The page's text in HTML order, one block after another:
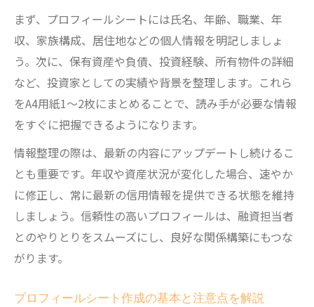
用術
審査で評価される経歴と資産状況の書き方
不動産プロフィールで信頼を獲得する方法
不動産投資の成否はプロフィール次第
投資家の信頼は不動産プロフィールで決ま
不動産投資成功の鍵となる自己PRの工夫
プロフィールシートが投資成否を左右する
理由
投資経験を活かす不動産プロフィールの作
う
まず、プロフィールシートには氏名、年齢、職業、年
収、家族構成、居住地などの個人情報を明記しましょ
う。次に、保有資産や負債、投資経験、所有物件の詳細
など、投資家としての実績や背景を整理します。これら
をA4用紙1～2枚にまとめることで、読み手が必要な情報
をすぐに把握できるようになります。
情報整理の際は、最新の内容にアップデートし続けるこ
とも重要です。年収や資産状況が変化した場合、速やか
に修正し、常に最新の信用情報を提供できる状態を維持
しましょう。信頼性の高いプロフィールは、融資担当者
とのやりとりをスムーズにし、良好な関係構築にもつな
がります。
プロフィールシート作成の基本と注意点を解説